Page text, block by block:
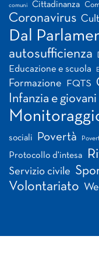
comuni Cittadinanza
Coronavirus
Dal
autosufficienza
Educazione e scuola
Formazione FQTS
Infanzia e giovani
sociali Povertà
Protocollo d'intesa
Servizio civile
Volontariato